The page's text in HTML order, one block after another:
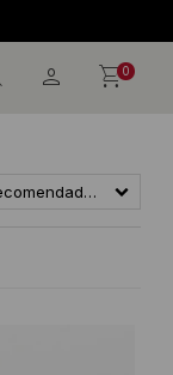
0